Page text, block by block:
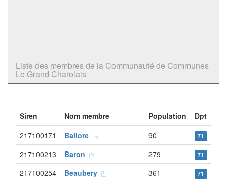
Liste des membres de la Communauté de Communes
Le Grand Charolais
Siren Nom membre Population
Dpt
217100171
Ballore 90 71
217100213 Baron 279 71
217100254 Beaubery 361 71